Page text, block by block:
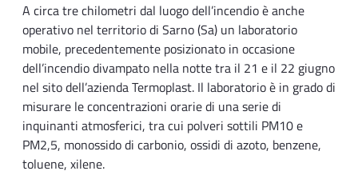
A circa tre chilometri dal luogo dell’incendio è anche
operativo nel territorio di Sarno (Sa) un laboratorio
mobile, precedentemente posizionato in occasione
dell’incendio divampato nella notte tra il 21 e il 22 giugno
nel sito dell’azienda Termoplast. Il laboratorio è in grado di
misurare le concentrazioni orarie di una serie di
inquinanti atmosferici, tra cui polveri sottili PM10 e
PM2,5, monossido di carbonio, ossidi di azoto, benzene,
toluene, xilene.